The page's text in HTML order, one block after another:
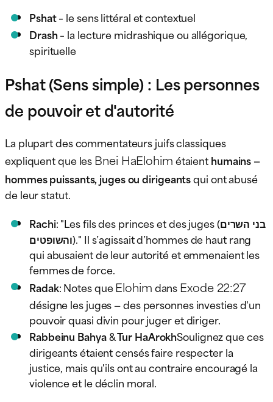
Pshat– le sens littéral et contextuel
Drash– la lecture midrashique ou allégorique,
spirituelle
Pshat (Sens simple) : Les personnes
de pouvoir et d'autorité
La plupart des commentateurs juifs classiques
expliquent que lesBnei HaElohimétaienthumains —
hommes puissants, juges ou dirigeantsqui ont abusé
de leur statut.
Rachi: "Les fils des princes et des juges (בני השרים
והשופטים)." Il s’agissait d’hommes de haut rang
qui abusaient de leur autorité et emmenaient les
femmes de force.
Radak: Notes queElohimdansExode 22:27
désigne les juges — des personnes investies d'un
pouvoir quasi divin pour juger et diriger.
Rabbeinu Bahya&Tur HaArokhSoulignez que ces
dirigeants étaient censés faire respecter la
justice, mais qu'ils ont au contraire encouragé la
violence et le déclin moral.